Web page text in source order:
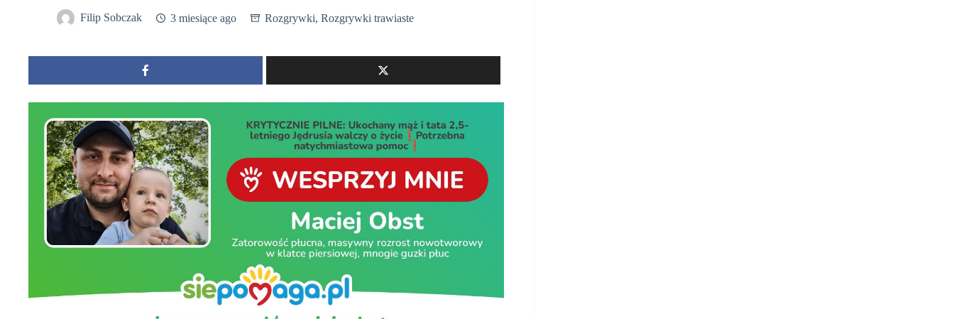
Filip Sobczak 3 miesiące ago Rozgrywki, Rozgrywki trawiaste